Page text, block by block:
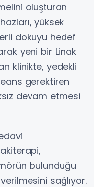
oluşturan
yüksek
dokuyu hedef
yeni bir Linak
klinikte, yedekli
gerektiren
devam etmesi
bulunduğu
sağlıyor.